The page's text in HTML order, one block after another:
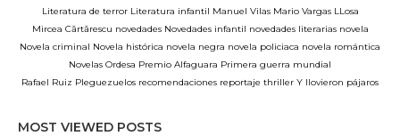
Literatura de terror Literatura infantil Manuel Vilas Mario Vargas LLosa
Mircea Cărtărescu novedades Novedades infantil novedades literarias novela
Novela criminal Novela histórica novela negra novela policiaca novela romántica
Novelas Ordesa Premio Alfaguara Primera guerra mundial
Rafael Ruiz Pleguezuelos recomendaciones reportaje thriller Y llovieron pájaros
MOST VIEWED POSTS